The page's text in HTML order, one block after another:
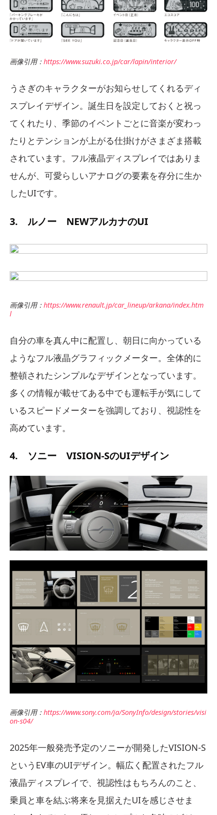
画像引用： https://www.suzuki.co.jp/car/lapin/interior/
うさぎのキャラクターがお知らせしてくれるディ
スプレイデザイン。誕生日を設定しておくと祝っ
てくれたり、季節のイベントごとに音楽が変わっ
たりとテンションが上がる仕掛けがさまざま搭載
されています。フル液晶ディスプレイではありま
せんが、可愛らしいアナログの要素を存分に生か
したUIです。
3. ルノー NEWアルカナのUI
画像引用： https://www.renault.jp/car_lineup/arkana/index.htm
l
自分の車を真ん中に配置し、朝日に向かっている
ようなフル液晶グラフィックメーター。全体的に
整頓されたシンプルなデザインとなっています。
多くの情報が載せてある中でも運転手が気にして
いるスピードメーターを強調しており、視認性を
高めています。
4. ソニー VISION-SのUIデザイン
画像引用： https://www.sony.com/ja/SonyInfo/design/stories/visi
on-s04/
2025年一般発売予定のソニーが開発したVISION-S
というEV車のUIデザイン。幅広く配置されたフル
液晶ディスプレイで、視認性はもちろんのこと、
乗員と車を結ぶ将来を見据えたUIを感じさせま